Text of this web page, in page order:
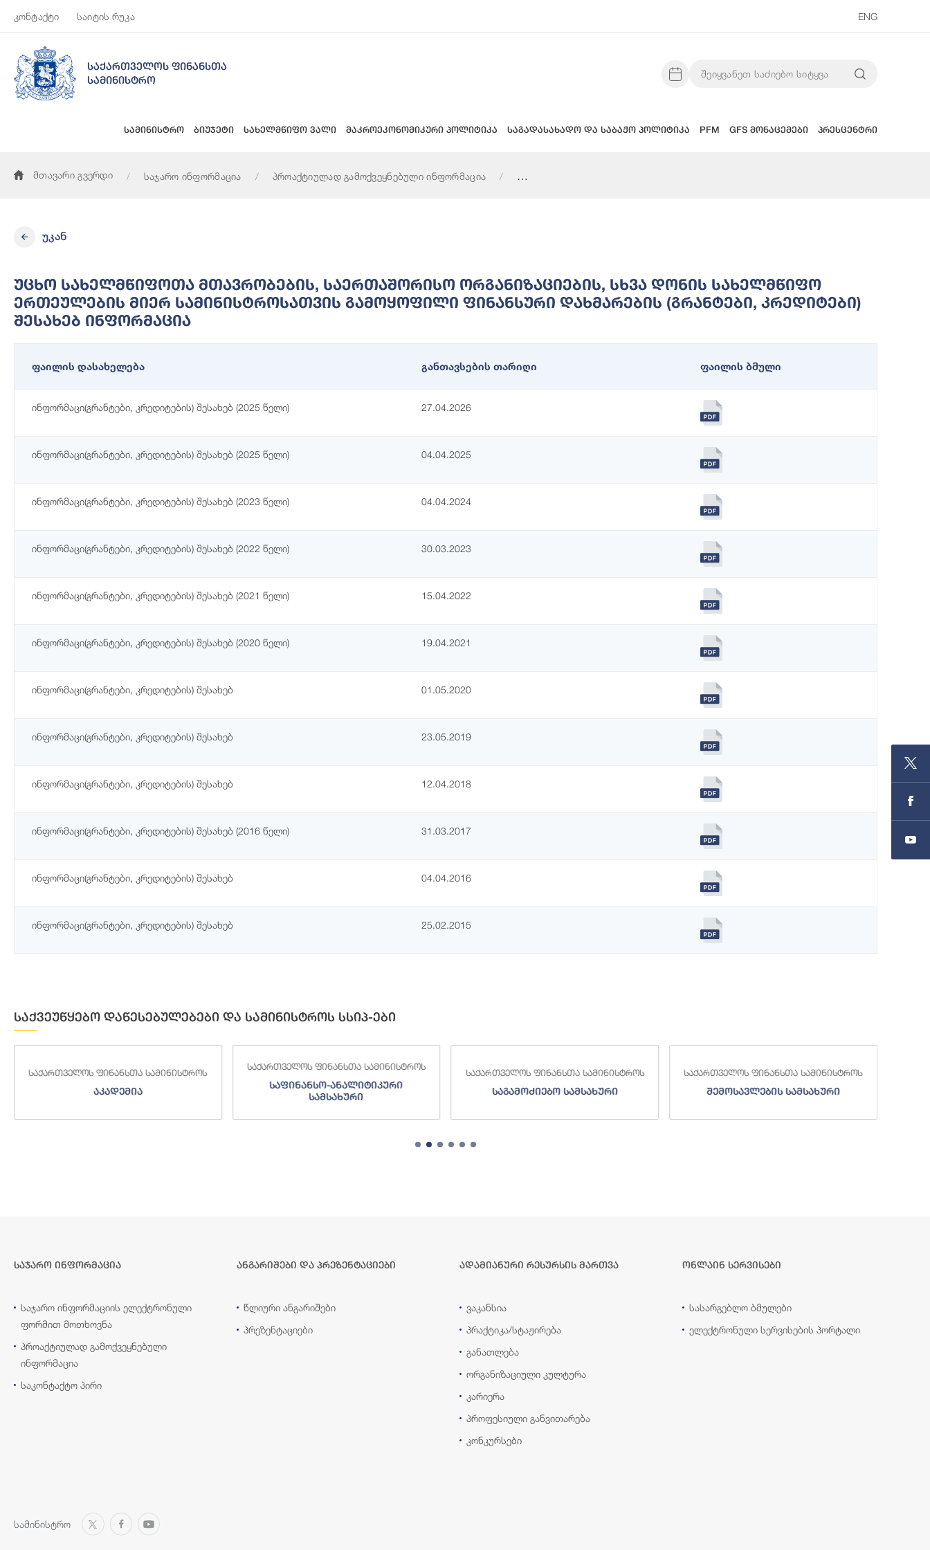
კონტაქტი საიტის რუკა ENG
საქართველოს ფინანსთა
სამინისტრო
სამინისტრო ბიუჯეტი სახელმწიფო ვალი მაკროეკონომიკური პოლიტიკა საგადასახადო და საბაჟო პოლიტიკა PFM GFS მონაცემები პრესცენტრი
მთავარი გვერდი საჯარო ინფორმაცია
პროაქტიულად გამოქვეყნებული ინფორმაცია
უკან
Უცხო Სახელმწიფოთა Მთავრობების, Საერთაშორისო Ორგანიზაციების, Სხვა Დონის Სახელმწიფო
Ერთეულების Მიერ Სამინისტროსათვის Გამოყოფილი Ფინანსური Დახმარების (გრანტები, Კრედიტები)
Შესახებ Ინფორმაცია
ფაილის დასახელება განთავსების თარიღი ფაილის ბმული
ინფორმაცი(გრანტები, კრედიტების) შესახებ (2025 წელი) 27.04.2026
ინფორმაცი(გრანტები, კრედიტების) შესახებ (2025 წელი) 04.04.2025
ინფორმაცი(გრანტები, კრედიტების) შესახებ (2023 წელი) 04.04.2024
ინფორმაცი(გრანტები, კრედიტების) შესახებ (2022 წელი) 30.03.2023
ინფორმაცი(გრანტები, კრედიტების) შესახებ (2021 წელი) 15.04.2022
ინფორმაცი(გრანტები, კრედიტების) შესახებ (2020 წელი) 19.04.2021
ინფორმაცი(გრანტები, კრედიტების) შესახებ 01.05.2020
ინფორმაცი(გრანტები, კრედიტების) შესახებ 23.05.2019
ინფორმაცი(გრანტები, კრედიტების) შესახებ 12.04.2018
ინფორმაცი(გრანტები, კრედიტების) შესახებ (2016 წელი) 31.03.2017
ინფორმაცი(გრანტები, კრედიტების) შესახებ 04.04.2016
ინფორმაცი(გრანტები, კრედიტების) შესახებ 25.02.2015
საქვეუწყებო დაწესებულებები და სამინისტროს სსიპ-ები
საქართველოს ფინანსთა სამინისტროს
აკადემია
საქართველოს ფინანსთა სამინისტროს
საფინანსო-ანალიტიკური
სამსახური
საქართველოს ფინანსთა სამინისტროს
საგამოძიებო სამსახური
საქართველოს ფინანსთა სამინისტროს
შემოსავლების სამსახური
საჯარო ინფორმაცია
საჯარო ინფორმაციის ელექტრონული
ფორმით მოთხოვნა
პროაქტიულად გამოქვეყნებული
ინფორმაცია
საკონტაქტო პირი
ანგარიშები და პრეზენტაციები
წლიური ანგარიშები
პრეზენტაციები
ადამიანური რესურსის მართვა
ვაკანსია
პრაქტიკა/სტაჟირება
განათლება
ორგანიზაციული კულტურა
კარიერა
პროფესიული განვითარება
კონკურსები
ონლაინ სერვისები
სასარგებლო ბმულები
ელექტრონული სერვისების პორტალი
სამინისტრო